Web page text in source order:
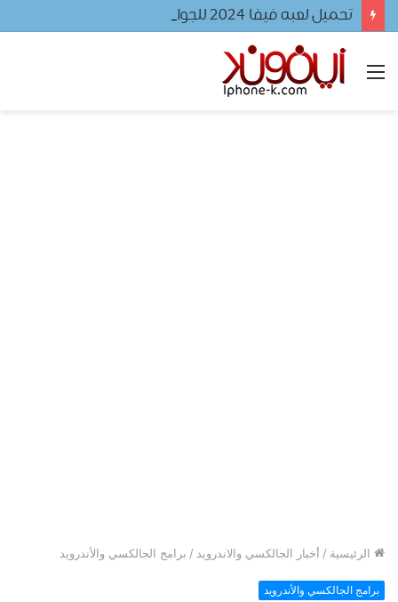
تحميل لعبه فيفا ٢٠٢٤ للجوال
القائمة
الرئيسية / أخبار الجالكسي والاندرويد / برامج الجالكسي والأندرويد
برامج الجالكسي والأندرويد